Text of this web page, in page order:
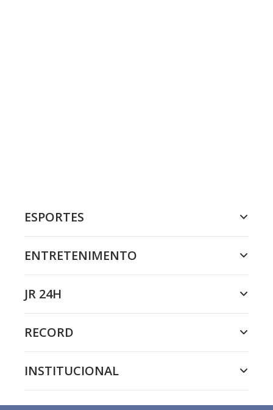
ESPORTES
ENTRETENIMENTO
JR 24H
RECORD
INSTITUCIONAL